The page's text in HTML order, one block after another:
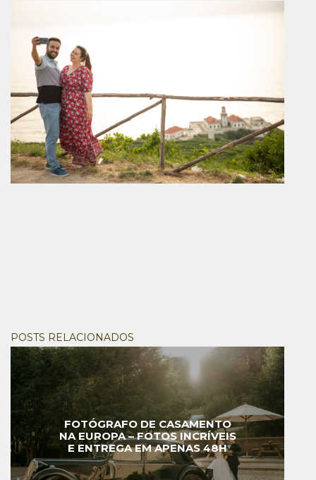
POSTS RELACIONADOS
FOTÓGRAFO DE CASAMENTO
NA EUROPA – FOTOS INCRÍVEIS
E ENTREGA EM APENAS 48H